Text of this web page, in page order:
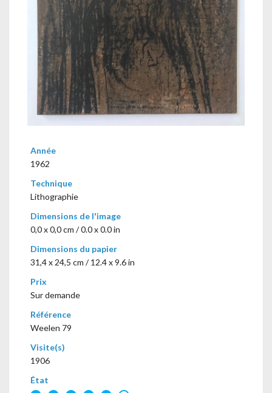
Année
1962
Technique
Lithographie
Dimensions de l'image
0,0 x 0,0 cm / 0.0 x 0.0 in
Dimensions du papier
31,4 x 24,5 cm / 12.4 x 9.6 in
Prix
Sur demande
Référence
Weelen 79
Visite(s)
1906
État